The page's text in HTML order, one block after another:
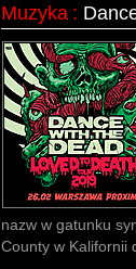
Muzyka :
nazw w gatunku
County w Kalifornii